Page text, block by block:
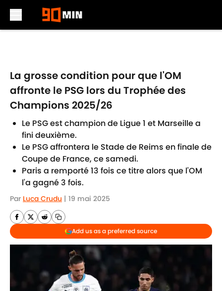
La grosse condition pour que l'OM
affronte le PSG lors du Trophée des
Champions 2025/26
Le PSG est champion de Ligue 1 et Marseille a
fini deuxième.
Le PSG affrontera le Stade de Reims en finale de
Coupe de France, ce samedi.
Paris a remporté 13 fois ce titre alors que l'OM
l'a gagné 3 fois.
Par Luca Crudu | 19 mai 2025
Add us as a preferred source